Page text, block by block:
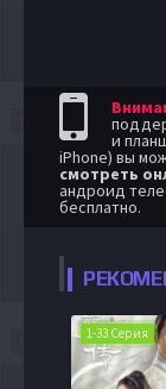
и
iPhone) вы
смотреть
андроид
бесплатно.
1-33 Серия